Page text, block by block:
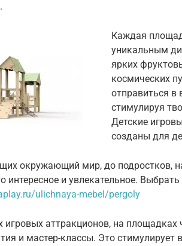
Каждая
уникальным
ярких
космических
отправиться
стимулируя
Детские
созданы для
окружающий мир, до подростков,
интересное и увлекательное.
ulichnaya-mebel/pergoly
аттракционов, на площадках
и мастер-классы. Это стимулирует